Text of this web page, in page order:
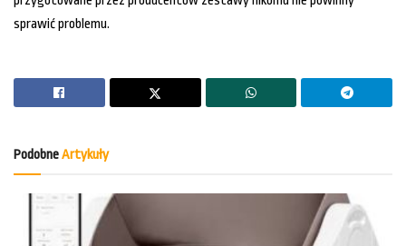
sprawić problemu.
PodobneArtykuły